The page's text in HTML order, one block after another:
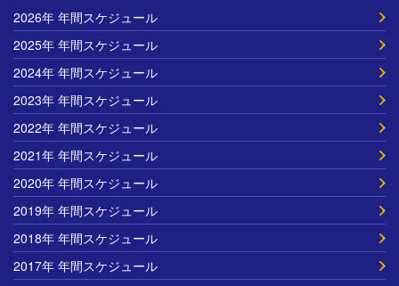
2026年 年間スケジュール
2025年 年間スケジュール
2024年 年間スケジュール
2023年 年間スケジュール
2022年 年間スケジュール
2021年 年間スケジュール
2020年 年間スケジュール
2019年 年間スケジュール
2018年 年間スケジュール
2017年 年間スケジュール